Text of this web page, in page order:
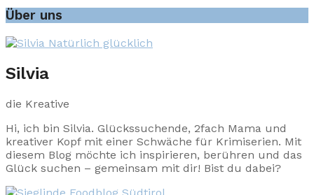
Über uns
Silvia
die Kreative
Hi, ich bin Silvia. Glückssuchende, 2fach Mama und
kreativer Kopf mit einer Schwäche für Krimiserien. Mit
diesem Blog möchte ich inspirieren, berühren und das
Glück suchen – gemeinsam mit dir! Bist du dabei?